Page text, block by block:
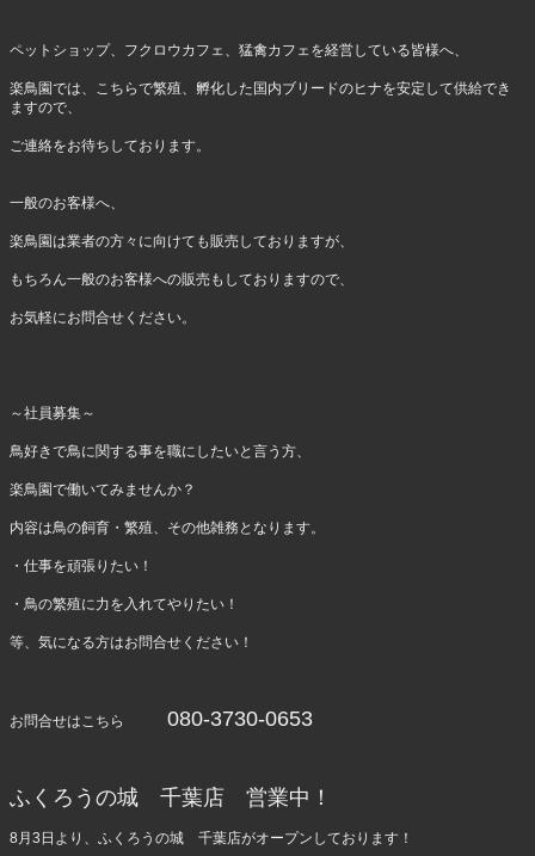
ペットショップ、フクロウカフェ、猛禽カフェを経営している皆様へ、
楽鳥園では、こちらで繁殖、孵化した国内ブリードのヒナを安定して供給でき
ますので、
ご連絡をお待ちしております。
一般のお客様へ、
楽鳥園は業者の方々に向けても販売しておりますが、
もちろん一般のお客様への販売もしておりますので、
お気軽にお問合せください。
～社員募集～
鳥好きで鳥に関する事を職にしたいと言う方、
楽鳥園で働いてみませんか？
内容は鳥の飼育・繁殖、その他雑務となります。
・仕事を頑張りたい！
・鳥の繁殖に力を入れてやりたい！
等、気になる方はお問合せください！
お問合せはこちら080-3730-0653
ふくろうの城 千葉店 営業中！
8月3日より、ふくろうの城 千葉店がオープンしております！